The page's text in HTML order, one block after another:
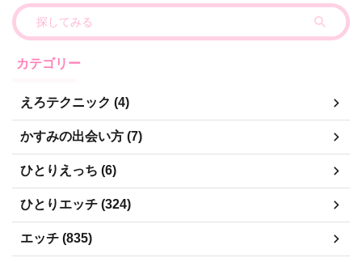
カテゴリー
えろテクニック (4)
かすみの出会い方 (7)
ひとりえっち (6)
ひとりエッチ (324)
エッチ (835)